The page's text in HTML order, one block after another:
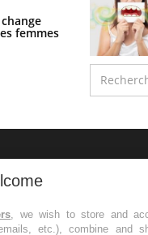
femmes
La sieste
la nuit ?
semaines les
, we wish to store and
etc.), combine and